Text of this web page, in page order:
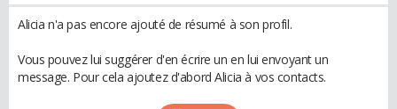
Alicia n'a pas encore ajouté de résumé à son profil.
Vous pouvez lui suggérer d'en écrire un en lui envoyant un
message. Pour cela ajoutez d'abord Alicia à vos contacts.